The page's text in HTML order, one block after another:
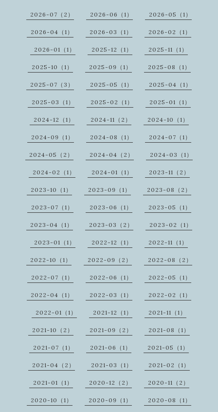
2026-07（2） 2026-06（1） 2026-05（1）
2026-04（1） 2026-03（1） 2026-02（1）
2026-01（1） 2025-12（1） 2025-11（1）
2025-10（1） 2025-09（1） 2025-08（1）
2025-07（3） 2025-05（1） 2025-04（1）
2025-03（1） 2025-02（1） 2025-01（1）
2024-12（1） 2024-11（2） 2024-10（1）
2024-09（1） 2024-08（1） 2024-07（1）
2024-05（2） 2024-04（2） 2024-03（1）
2024-02（1） 2024-01（1） 2023-11（2）
2023-10（1） 2023-09（1） 2023-08（2）
2023-07（1） 2023-06（1） 2023-05（1）
2023-04（1） 2023-03（2） 2023-02（1）
2023-01（1） 2022-12（1） 2022-11（1）
2022-10（1） 2022-09（2） 2022-08（2）
2022-07（1） 2022-06（1） 2022-05（1）
2022-04（1） 2022-03（1） 2022-02（1）
2022-01（1） 2021-12（1） 2021-11（1）
2021-10（2） 2021-09（2） 2021-08（1）
2021-07（1） 2021-06（1） 2021-05（1）
2021-04（2） 2021-03（1） 2021-02（1）
2021-01（1） 2020-12（2） 2020-11（2）
2020-10（1） 2020-09（1） 2020-08（1）